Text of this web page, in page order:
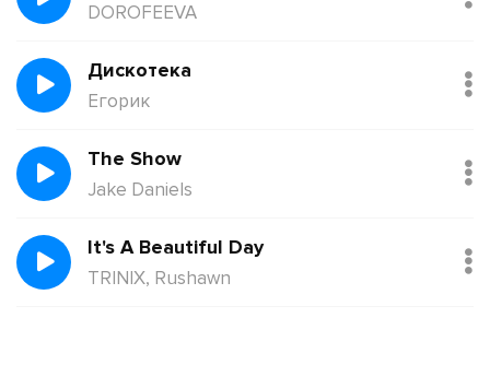
DOROFEEVA
Дискотека
Егорик
The Show
Jake Daniels
It's A Beautiful Day
TRINIX, Rushawn